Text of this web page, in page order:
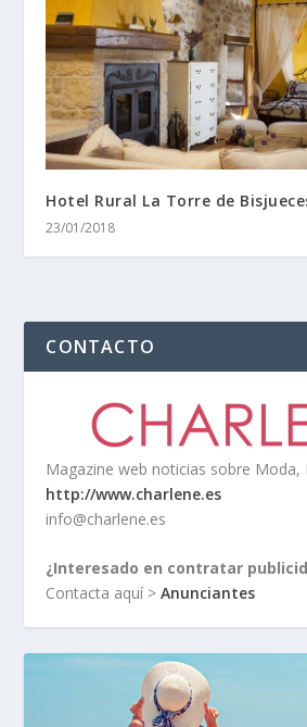
Hotel Rural La Torre de
23/01/2018
CONTACTO
Magazine web noticias sobre Moda,
http://www.charlene.es
info@charlene.es
¿Interesado en contratar
Contacta aquí >Anunciantes